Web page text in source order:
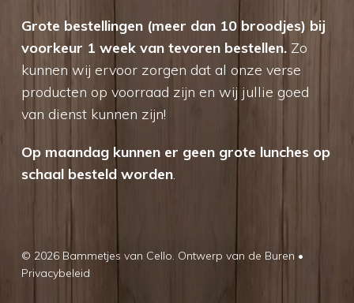
Grote bestellingen (meer dan 10 broodjes) bij
voorkeur 1 week van tevoren bestellen.Zo
kunnen wij ervoor zorgen dat al onze verse
producten op voorraad zijn en wij jullie goed
van dienst kunnen zijn!
Op maandag kunnen er geen grote lunches op
schaal besteld worden.
© 2026 Bammetjes van Cello. Ontwerp van de Buren •
Privacybeleid